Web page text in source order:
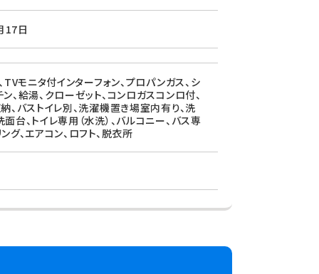
17日
TVモニタ付インターフォン、プロパンガス、シ
、給湯、クローゼット、コンロガスコンロ付、
、バストイレ別、洗濯機置き場室内有り、洗
台、トイレ専用（水洗）、バルコニー、バス専
グ、エアコン、ロフト、脱衣所